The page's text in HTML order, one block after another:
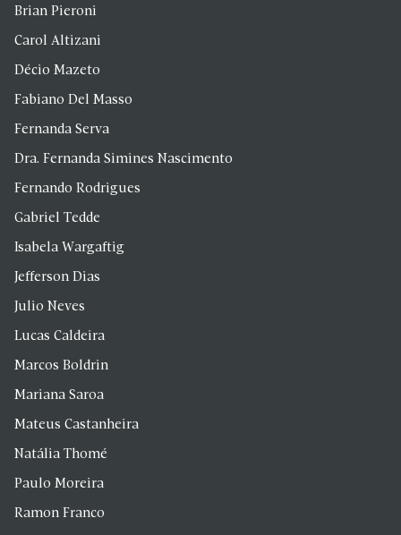
Brian Pieroni
Carol Altizani
Décio Mazeto
Fabiano Del Masso
Fernanda Serva
Dra. Fernanda Simines Nascimento
Fernando Rodrigues
Gabriel Tedde
Isabela Wargaftig
Jefferson Dias
Julio Neves
Lucas Caldeira
Marcos Boldrin
Mariana Saroa
Mateus Castanheira
Natália Thomé
Paulo Moreira
Ramon Franco